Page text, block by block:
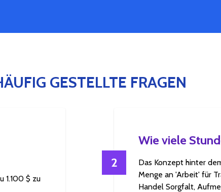
GESTELLTE FRAGEN
1.100 $ zu
2
Wie viele
Das Konzept hinter
Menge an 'Arbeit' für
Handel Sorgfalt,